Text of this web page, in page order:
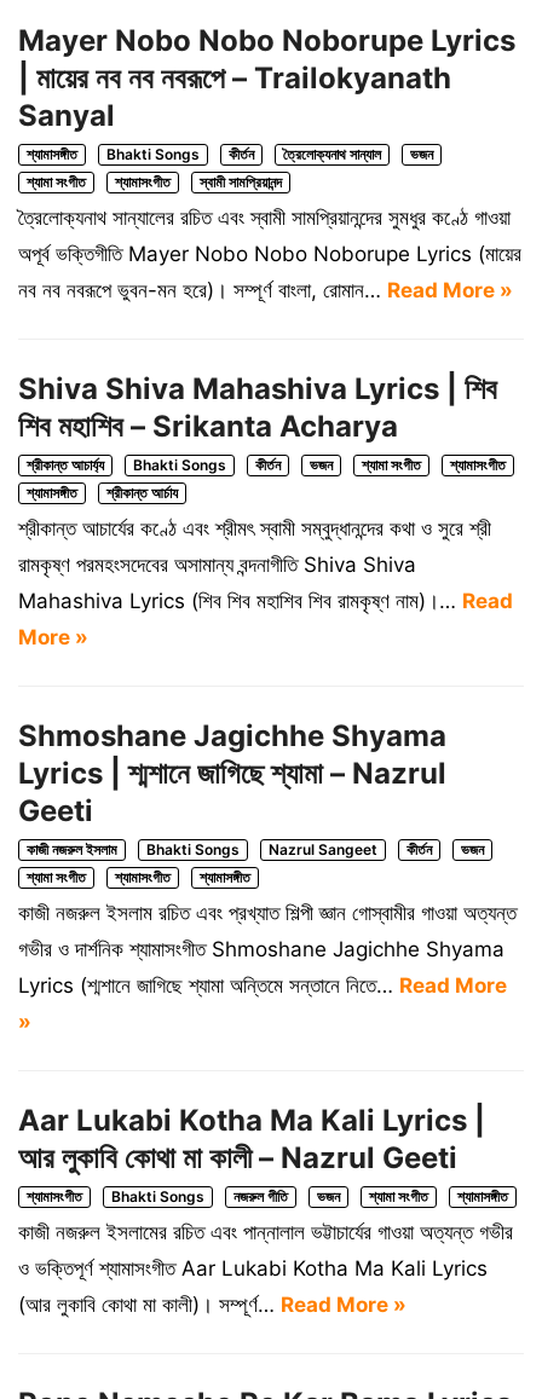
Mayer Nobo Nobo Noborupe Lyrics
| মায়ের নব নব নবরূপে – Trailokyanath
Sanyal
শ্যামাসঙ্গীত Bhakti Songs কীর্তন ত্রৈলোক্যনাথ সান্যাল
ভজন
শ্যামা সংগীত
শ্যামাসংগীত স্বামী সামপ্রিয়ানন্দ
ত্রৈলোক্যনাথ সান্যালের রচিত এবং স্বামী সামপ্রিয়ানন্দের সুমধুর কণ্ঠে গাওয়া
অপূর্ব ভক্তিগীতি Mayer Nobo Nobo Noborupe Lyrics (মায়ের
নব নব নবরূপে ভুবন-মন হরে)। সম্পূর্ণ বাংলা, রোমান… Read More »
Shiva Shiva Mahashiva Lyrics | শিব
শিব মহাশিব – Srikanta Acharya
শ্রীকান্ত আচার্য্য Bhakti Songs কীর্তন ভজন শ্যামা সংগীত
শ্যামাসংগীত
শ্যামাসঙ্গীত
শ্রীকান্ত আর্চায
শ্রীকান্ত আচার্যের কণ্ঠে এবং শ্রীমৎ স্বামী সম্বুদ্ধানন্দের কথা ও সুরে শ্রী
রামকৃষ্ণ পরমহংসদেবের অসামান্য বন্দনাগীতি Shiva Shiva
Mahashiva Lyrics (শিব শিব মহাশিব শিব রামকৃষ্ণ নাম)।… Read
More »
Shmoshane Jagichhe Shyama
Lyrics | শ্মশানে জাগিছে শ্যামা – Nazrul
Geeti
কাজী নজরুল ইসলাম Bhakti Songs Nazrul Sangeet কীর্তন
ভজন
শ্যামা সংগীত
শ্যামাসংগীত শ্যামাসঙ্গীত
কাজী নজরুল ইসলাম রচিত এবং প্রখ্যাত শিল্পী জ্ঞান গোস্বামীর গাওয়া অত্যন্ত
গভীর ও দার্শনিক শ্যামাসংগীত Shmoshane Jagichhe Shyama
Lyrics (শ্মশানে জাগিছে শ্যামা অন্তিমে সন্তানে নিতে… Read More
»
Aar Lukabi Kotha Ma Kali Lyrics |
আর লুকাবি কোথা মা কালী – Nazrul Geeti
শ্যামাসংগীত Bhakti Songs নজরুল গীতি ভজন শ্যামা সংগীত শ্যামাসঙ্গীত
কাজী নজরুল ইসলামের রচিত এবং পান্নালাল ভট্টাচার্যের গাওয়া অত্যন্ত গভীর
ও ভক্তিপূর্ণ শ্যামাসংগীত Aar Lukabi Kotha Ma Kali Lyrics
(আর লুকাবি কোথা মা কালী)। সম্পূর্ণ… Read More »